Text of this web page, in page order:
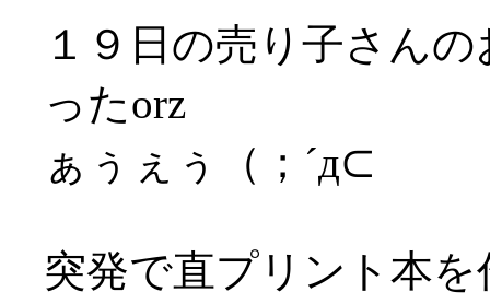
１９日の売り子さん
ったorz
ぁぅぇぅ（；´д⊂
突発で直プリント本